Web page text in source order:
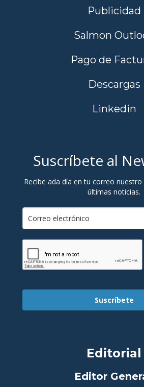
Publicidad
Salmon
Pago de
Descargas
Linkedin
Suscríbete al
Recibe ada día en tu correo
últimas noticias.
Suscríbete
Editorial
Editor